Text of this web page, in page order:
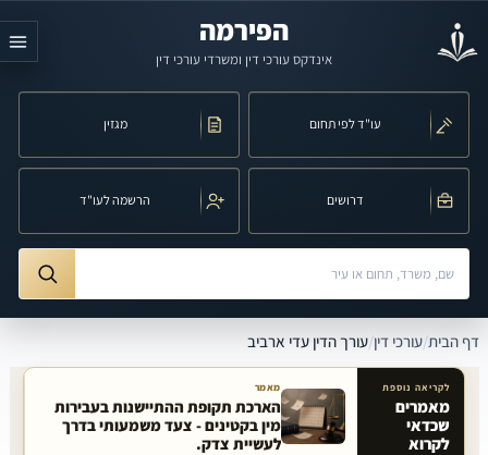
הפירמה
אינדקס עורכי דין ומשרדי עורכי דין
עו"ד לפי תחום מגזין
דרושים הרשמה לעו"ד
חיפוש לפי שם, משרד, תחום משפט או עיר
דף הבית/עורכי דין/עורך הדין עדי ארביב
מאמרים קשורים באתר
לקריאה נוספת
מאמרים
שכדאי
לקרוא
מאמר
הארכת תקופת ההתיישנות בעבירות
מין בקטינים - צעד משמעותי בדרך
לעשיית צדק.